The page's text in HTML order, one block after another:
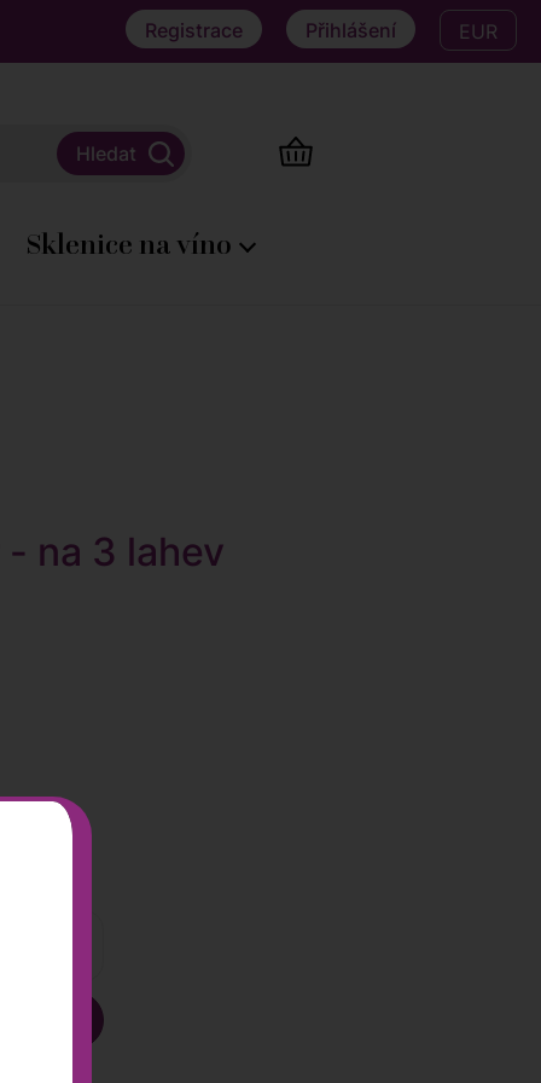
Registrace Přihlášení EUR
Sklenice na víno
na 3 lahev